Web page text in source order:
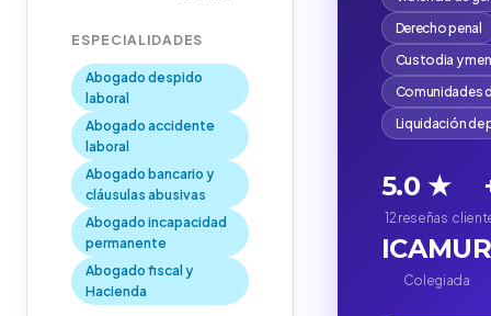
ESPECIALIDADES
Abogado despido
laboral
Abogado accidente
laboral
Abogado bancario y
cláusulas abusivas
Abogado incapacidad
permanente
Abogado fiscal y
Hacienda
Derecho penal
Custodia y
Comunidades
Liquidación de
5.0 ★
12 reseñas
ICAMUR
Colegiada